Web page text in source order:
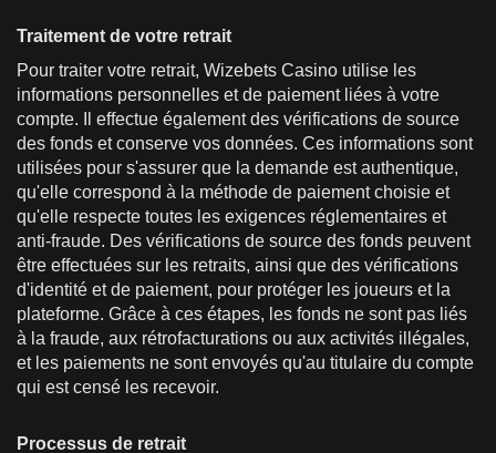
Traitement de votre retrait
Pour traiter votre retrait, Wizebets Casino utilise les
informations personnelles et de paiement liées à votre
compte. Il effectue également des vérifications de source
des fonds et conserve vos données. Ces informations sont
utilisées pour s'assurer que la demande est authentique,
qu'elle correspond à la méthode de paiement choisie et
qu'elle respecte toutes les exigences réglementaires et
anti-fraude. Des vérifications de source des fonds peuvent
être effectuées sur les retraits, ainsi que des vérifications
d'identité et de paiement, pour protéger les joueurs et la
plateforme. Grâce à ces étapes, les fonds ne sont pas liés
à la fraude, aux rétrofacturations ou aux activités illégales,
et les paiements ne sont envoyés qu'au titulaire du compte
qui est censé les recevoir.
Processus de retrait